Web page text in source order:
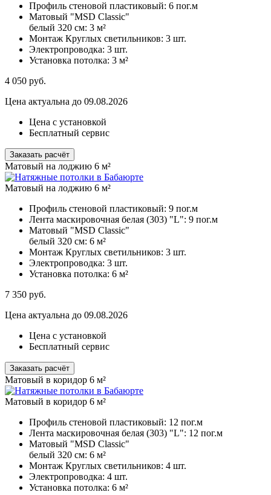
Профиль стеновой пластиковый: 6 пог.м
Матовый "MSD Classic"
белый 320 см: 3 м²
Монтаж Круглых светильников: 3 шт.
Электропроводка: 3 шт.
Установка потолка: 3 м²
4 050 руб.
Цена актуальна до 09.08.2026
Цена с установкой
Бесплатный сервис
Заказать расчёт
Матовый на лоджию 6 м²
Матовый на лоджию 6 м²
Профиль стеновой пластиковый: 9 пог.м
Лента маскировочная белая (303) "L": 9 пог.м
Матовый "MSD Classic"
белый 320 см: 6 м²
Монтаж Круглых светильников: 3 шт.
Электропроводка: 3 шт.
Установка потолка: 6 м²
7 350 руб.
Цена актуальна до 09.08.2026
Цена с установкой
Бесплатный сервис
Заказать расчёт
Матовый в коридор 6 м²
Матовый в коридор 6 м²
Профиль стеновой пластиковый: 12 пог.м
Лента маскировочная белая (303) "L": 12 пог.м
Матовый "MSD Classic"
белый 320 см: 6 м²
Монтаж Круглых светильников: 4 шт.
Электропроводка: 4 шт.
Установка потолка: 6 м²